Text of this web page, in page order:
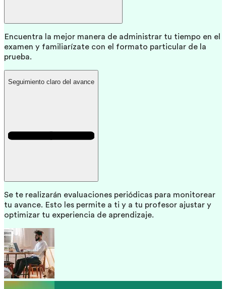
Encuentra la mejor manera de administrar tu tiempo en el
examen y familiarízate con el formato particular de la
prueba.
Seguimiento claro del avance
Se te realizarán evaluaciones periódicas para monitorear
tu avance. Esto les permite a ti y a tu profesor ajustar y
optimizar tu experiencia de aprendizaje.